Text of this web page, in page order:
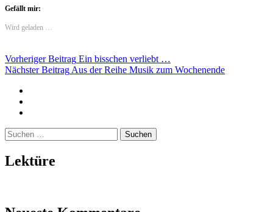
Gefällt mir:
Wird geladen …
Beitragsnavigation
Vorheriger Beitrag Ein bisschen verliebt …
Nächster Beitrag Aus der Reihe Musik zum Wochenende
Suchen
nach:
Lektüre